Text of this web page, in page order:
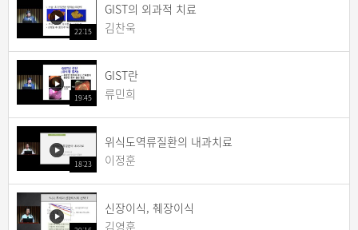
22:15
GIST의 외과적 치료
김찬욱
19:45
GIST란
류민희
18:23
위식도역류질환의 내과치료
이정훈
신장이식, 췌장이식
김영훈